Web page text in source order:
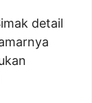
detail